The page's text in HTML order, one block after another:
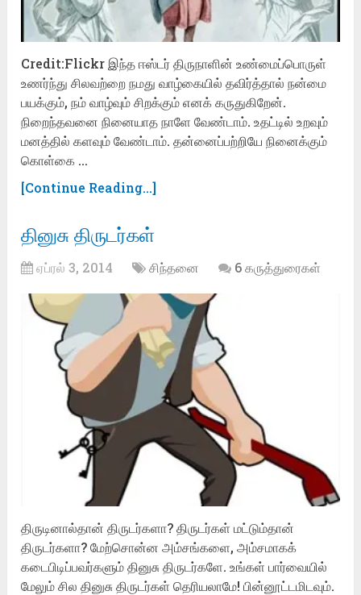
Credit:Flickr இந்த ஈஸ்டர் திருநாளின் உண்மைப்பொருள்
உணர்ந்து சிலவற்றை நமது வாழ்கையில் தவிர்த்தால் நன்மை
பயக்கும், நம் வாழ்வும் சிறக்கும் எனக் கருதுகிறேன்.
நிறைந்தவனை நினையாத நாளே வேண்டாம். உதட்டில் உறவும்
மனத்தில் களவும் வேண்டாம். தன்னைப்பற்றியே நினைக்கும்
கொள்கை …
[Continue Reading...]
தினுசு திருடர்கள்
ஏப்ரல் 3, 2014 சிந்தனை 6 கருத்துரைகள்
திருடினால்தான் திருடர்களா? திருடர்கள் மட்டும்தான்
திருடர்களா? மேற்சொன்ன அம்சங்களை, அம்சமாகக்
கடைபிடிப்பவர்களும் தினுசு திருடர்களே. உங்கள் பார்வையில்
மேலும் சில தினுசு திருடர்கள் தெரியலாமே! பின்னூட்டமிடவும்.